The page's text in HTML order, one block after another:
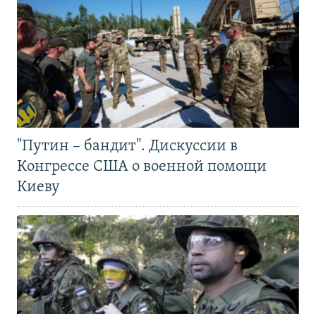
"Путин – бандит". Дискуссии в
Конгрессе США о военной помощи
Киеву